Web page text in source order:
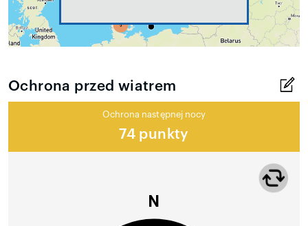
Ochrona przed wiatrem
Ochrona następnej nocy
74 punkty
N